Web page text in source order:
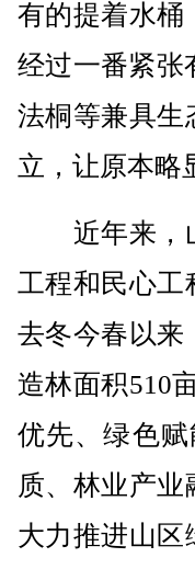
有的提着水桶
经过一番紧张
法桐等兼具生
立，让原本略
近年来，山
工程和民心工
去冬今春以来
造林面积510
优先、绿色
质、林业产
大力推进山区